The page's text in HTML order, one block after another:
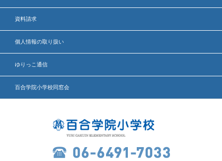
資料請求
個人情報の取り扱い
ゆりっこ通信
百合学院小学校同窓会
百合学院小学校の一日
許可証